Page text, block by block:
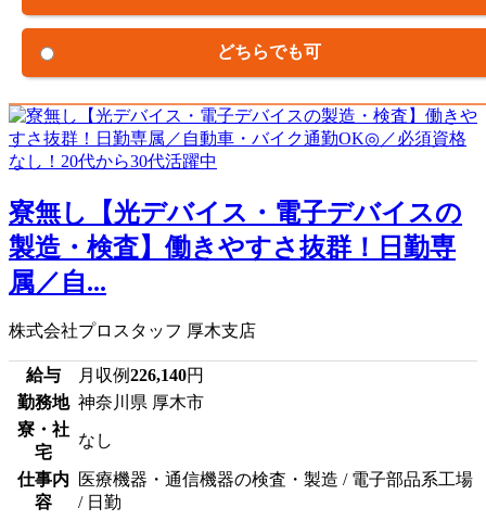
どちらでも可
寮無し【光デバイス・電子デバイスの
製造・検査】働きやすさ抜群！日勤専
属／自...
株式会社プロスタッフ 厚木支店
給与 月収例226,140円
勤務地 神奈川県 厚木市
寮・社
宅
なし
仕事内
容
医療機器・通信機器の検査・製造 / 電子部品系工場
/ 日勤